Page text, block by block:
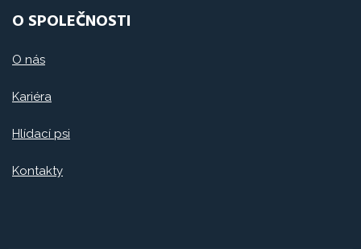
O SPOLEČNOSTI
O nás
Kariéra
Hlídací psi
Kontakty